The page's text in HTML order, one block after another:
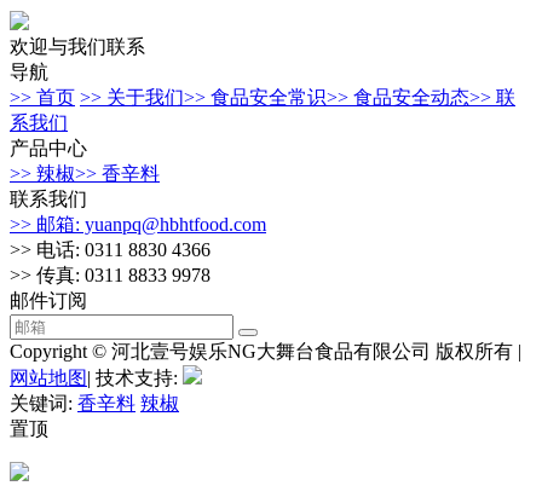
欢迎与我们联系
导航
>> 首页 >> 关于我们>> 食品安全常识>> 食品安全动态>> 联
系我们
产品中心
>> 辣椒>> 香辛料
联系我们
>> 邮箱: yuanpq@hbhtfood.com
>> 电话: 0311 8830 4366
>> 传真: 0311 8833 9978
邮件订阅
Copyright © 河北壹号娱乐NG大舞台食品有限公司 版权所有 |
网站地图| 技术支持:
关键词: 香辛料 辣椒
置顶